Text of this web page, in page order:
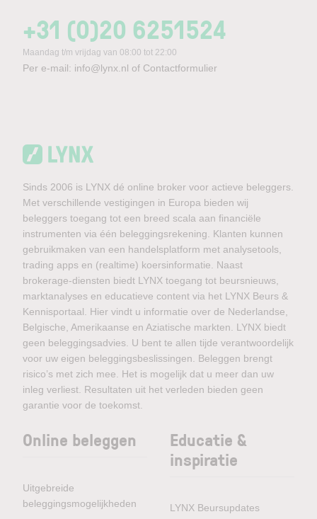
+31 (0)20 6251524
Maandag t/m vrijdag van 08:00 tot 22:00
Per e-mail: info@lynx.nl of Contactformulier
Sinds 2006 is LYNX dé online broker voor actieve beleggers.
Met verschillende vestigingen in Europa bieden wij
beleggers toegang tot een breed scala aan financiële
instrumenten via één beleggingsrekening. Klanten kunnen
gebruikmaken van een handelsplatform met analysetools,
trading apps en (realtime) koersinformatie. Naast
brokerage-diensten biedt LYNX toegang tot beursnieuws,
marktanalyses en educatieve content via het LYNX Beurs &
Kennisportaal. Hier vindt u informatie over de Nederlandse,
Belgische, Amerikaanse en Aziatische markten. LYNX biedt
geen beleggingsadvies. U bent te allen tijde verantwoordelijk
voor uw eigen beleggingsbeslissingen. Beleggen brengt
risico’s met zich mee. Het is mogelijk dat u meer dan uw
inleg verliest. Resultaten uit het verleden bieden geen
garantie voor de toekomst.
Online beleggen
Uitgebreide
beleggingsmogelijkheden
Educatie &
inspiratie
LYNX Beursupdates